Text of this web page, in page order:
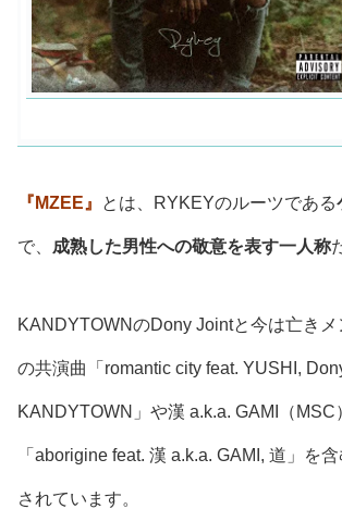
『MZEE』 とは、RYKEYのルーツである
で、 成熟した男性への敬意を表す一人称
KANDYTOWNのDony Jointと今は亡きメ
の共演曲「romantic city feat. YUSHI,
KANDYTOWN」や漢 a.k.a. GAMI（MSC
「aborigine feat. 漢 a.k.a. GAMI, 道」を
されています。